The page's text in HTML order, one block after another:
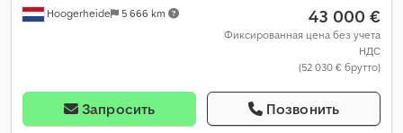
Hoogerheide 5 666 km 43 000 €
Фиксированная цена без учета
НДС
(52 030 € брутто)
Запросить Позвонить